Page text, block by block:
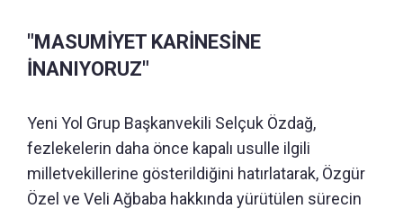
"MASUMİYET KARİNESİNE
İNANIYORUZ"
Yeni Yol Grup Başkanvekili Selçuk Özdağ,
fezlekelerin daha önce kapalı usulle ilgili
milletvekillerine gösterildiğini hatırlatarak, Özgür
Özel ve Veli Ağbaba hakkında yürütülen sürecin